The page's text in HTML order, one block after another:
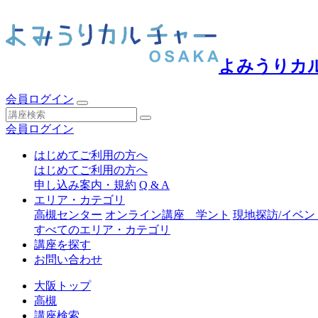
よみうりカ
会員ログイン
会員ログイン
はじめてご利用の方へ
はじめてご利用の方へ
申し込み案内・規約 Q & A
エリア・カテゴリ
高槻センター オンライン講座 学ント 現地探訪/イベン
すべてのエリア・カテゴリ
講座を探す
お問い合わせ
大阪トップ
高槻
講座検索